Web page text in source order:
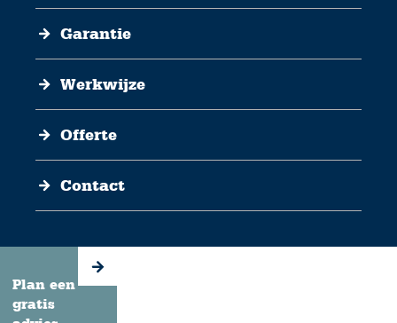
Garantie
Werkwijze
Offerte
Contact
Plan een
gratis